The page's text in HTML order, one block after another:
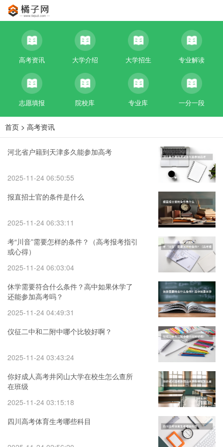
高考资讯 大学介绍 大学招生 专业解读
志愿填报 院校库 专业库 一分一段
首页 > 高考资讯
河北省户籍到天津多久能参加高考
2025-11-24 06:50:55
报直招士官的条件是什么
2025-11-24 06:33:11
考“川音”需要怎样的条件？（高考报考指引
或心得）
2025-11-24 06:03:04
休学需要符合什么条件？高中如果休学了
还能参加高考吗？
2025-11-24 04:49:31
仪征二中和二附中哪个比较好啊？
2025-11-24 03:43:24
你好成人高考井冈山大学在校生怎么查所
在班级
2025-11-24 03:15:18
四川高考体育生考哪些科目